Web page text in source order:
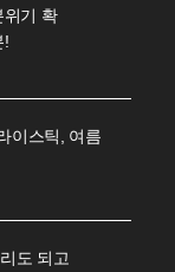
위기 확
!
이스틱, 여름
도 되고